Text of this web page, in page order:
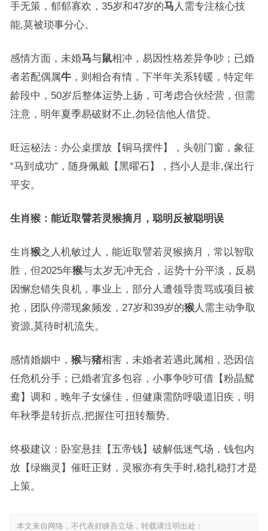
手无策，郁郁寡欢，35岁和47岁的马 人需专注核心技
能,莫被琐事分心。
感情方面，未婚马与鼠相冲，易因性格差异争吵；已婚
者若配偶属牛，则相合有情，下半年关系转暖，特定年
龄段中，50岁后整体运势上扬，可考虑合伙经营，但需
注意，明年夏季易破财不止,勿轻信他人借贷。
旺运秘法：办公桌摆放【铜马摆件】，头朝门窗，象征
“马到成功”，随身佩戴【黑曜石】，挡小人是非,保出行
平安。
生肖猴：能近取譬若灵猴摘月，聪明反被聪明误
生肖猴之人机敏过人，能近取譬若灵猴摘月，常以智取
胜，但2025年猴与太岁无冲无合，运势十分平淡，反易
因懈怠错失良机，事业上，部分人遭领导责骂或项目被
抢，团队停滞现象频发，27岁和39岁的猴人需主动争取
资源,莫待时机流失。
感情婚姻中， 猴与猪相害，未婚者若遇此属相，恐因信
任危机分手；已婚者宜多包容，小事争吵可借【粉晶鸳
鸯】调和，晚年子女缘佳，但健康需防呼吸道旧疾，明
年秋季是转折点,把握住可扭转颓势。
终极建议：卧室悬挂【五帝钱】破解低迷气场，钱包内
放【绿幽灵】催旺正财，灵猴亦有失手时,稳扎稳打才是
上策。
本文来自网络，不代表好睐吾立场，转载请注明出处：